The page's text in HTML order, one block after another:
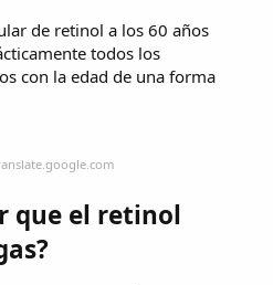
de retinol a los 60 años
todos los
con la edad de una forma
que el retinol